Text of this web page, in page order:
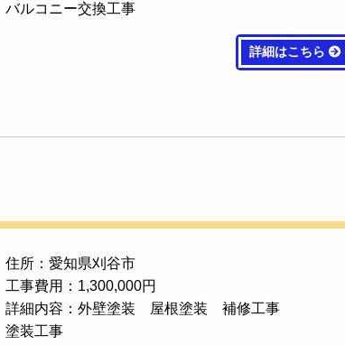
バルコニー交換工事
詳細はこちら
住所：愛知県刈谷市
工事費用：1,300,000円
詳細内容：外壁塗装 屋根塗装 補修工事
塗装工事